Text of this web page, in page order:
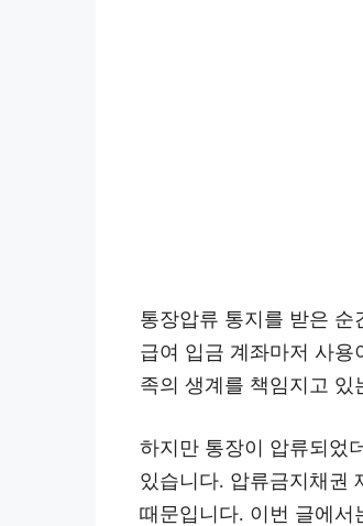
통장압류 통지를 받은 순
급여 입금 계좌마저 사
족의 생계를 책임지고
하지만 통장이 압류되었
있습니다. 압류금지채권
때문입니다. 이번 글에서